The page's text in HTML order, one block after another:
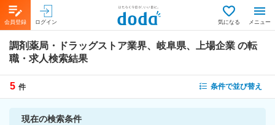
会員登録 ログイン 気になる メニュー
調剤薬局・ドラッグストア業界、岐阜県、上場企業 の転
職・求人検索結果
5 件 条件で並び替え
現在の検索条件